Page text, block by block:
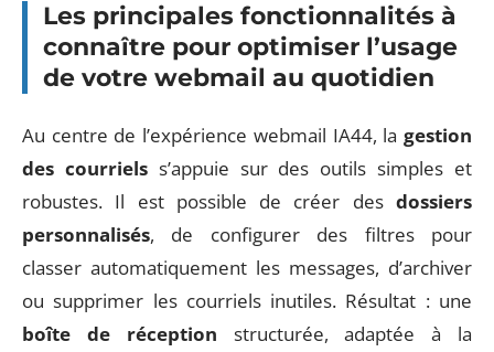
Les principales fonctionnalités à
connaître pour optimiser l’usage
de votre webmail au quotidien
Au centre de l’expérience webmail IA44, la gestion
des courrielss’appuie sur des outils simples et
robustes. Il est possible de créer des dossiers
personnalisés, de configurer des filtres pour
classer automatiquement les messages, d’archiver
ou supprimer les courriels inutiles. Résultat : une
boîte de réception structurée, adaptée à la